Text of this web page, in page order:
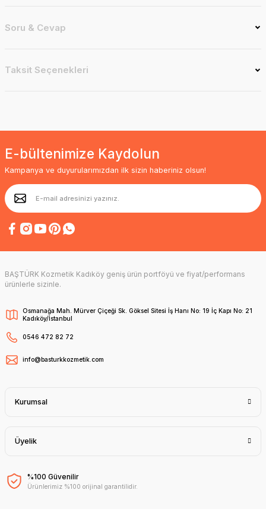
Soru & Cevap
Taksit Seçenekleri
E-bültenimize Kaydolun
Kampanya ve duyurularımızdan ilk sizin haberiniz olsun!
BAŞTÜRK Kozmetik Kadıköy geniş ürün portföyü ve fiyat/performans
ürünlerle sizinle.
Osmanağa Mah. Mürver Çiçeği Sk. Göksel Sitesi İş Hanı No: 19 İç Kapı No: 21
Kadıköy/İstanbul
0546 472 82 72
info@basturkkozmetik.com
Kurumsal
Üyelik
%100 Güvenilir
Ürünlerimiz %100 orijinal garantilidir.